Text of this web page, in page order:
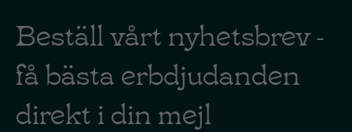
Beställ vårt nyhetsbrev -
få bästa erbdjudanden
direkt i din mejl